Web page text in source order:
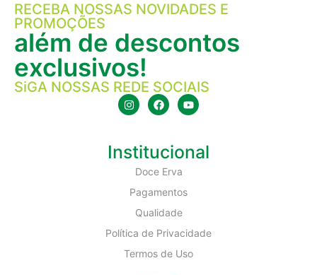
RECEBA NOSSAS NOVIDADES E
PROMOÇÕES
além de descontos
exclusivos!
SiGA NOSSAS REDE SOCIAIS
Institucional
Doce Erva
Pagamentos
Qualidade
Política de Privacidade
Termos de Uso